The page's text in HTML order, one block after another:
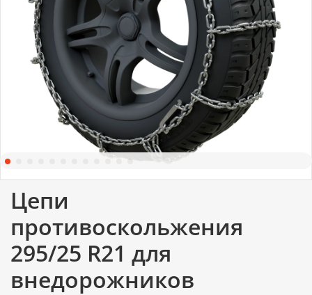
Цепи
противоскольжения
295/25 R21 для
внедорожников